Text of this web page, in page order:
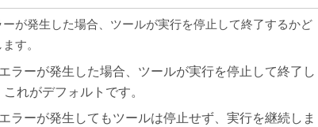
が発生した場合、ツールが実行を停止して終了するかど
す。
ラーが発生した場合、ツールが実行を停止して終了し
これがデフォルトです。
ラーが発生してもツールは停止せず、実行を継続しま